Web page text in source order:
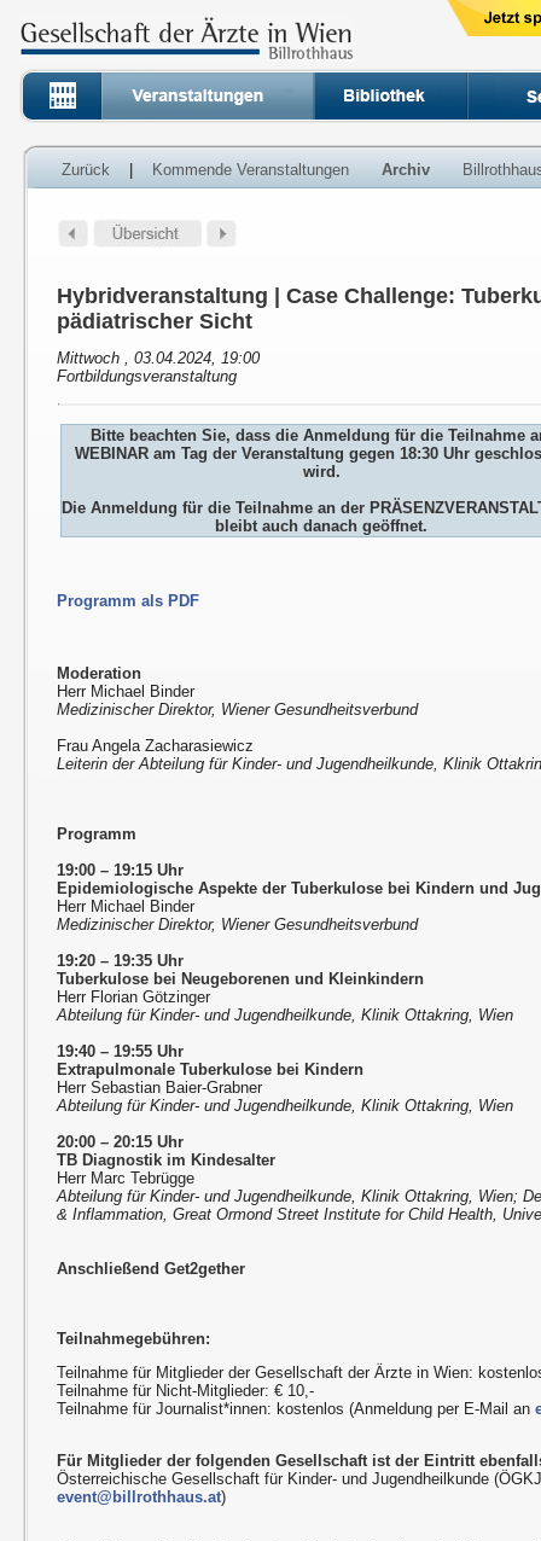
Zurück Kommende Veranstaltungen Archiv
Hybridveranstaltung | Case Challenge:
pädiatrischer Sicht
Mittwoch , 03.04.2024, 19:00
Fortbildungsveranstaltung
Bitte beachten Sie, dass die Anmeldung für die Teilnahme
WEBINAR am Tag der Veranstaltung gegen 18:30 Uhr
wird.
Die Anmeldung für die Teilnahme an der
bleibt auch danach geöffnet.
Programm als PDF
Moderation
Herr Michael Binder
Medizinischer Direktor, Wiener Gesundheitsverbund
Frau Angela Zacharasiewicz
Leiterin der Abteilung für Kinder- und Jugendheilkunde, Klinik
Programm
19:00 – 19:15 Uhr
Epidemiologische Aspekte der Tuberkulose bei Kindern und
Herr Michael Binder
Medizinischer Direktor, Wiener Gesundheitsverbund
19:20 – 19:35 Uhr
Tuberkulose bei Neugeborenen und Kleinkindern
Herr Florian Götzinger
Abteilung für Kinder- und Jugendheilkunde, Klinik Ottakring, Wien
19:40 – 19:55 Uhr
Extrapulmonale Tuberkulose bei Kindern
Herr Sebastian Baier-Grabner
Abteilung für Kinder- und Jugendheilkunde, Klinik Ottakring, Wien
20:00 – 20:15 Uhr
TB Diagnostik im Kindesalter
Herr Marc Tebrügge
Abteilung für Kinder- und Jugendheilkunde, Klinik Ottakring, Wien;
& Inflammation, Great Ormond Street Institute for Child Health,
Anschließend Get2gether
Teilnahmegebühren:
Teilnahme für Mitglieder der Gesellschaft der Ärzte in Wien:
Teilnahme für Nicht-Mitglieder: € 10,-
Teilnahme für Journalist*innen: kostenlos (Anmeldung per E-Mail an
Für Mitglieder der folgenden Gesellschaft ist der Eintritt
Österreichische Gesellschaft für Kinder- und Jugendheilkunde
event@billrothhaus.at)